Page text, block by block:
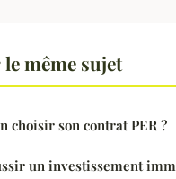
même sujet
choisir son contrat PER ?
un investissement